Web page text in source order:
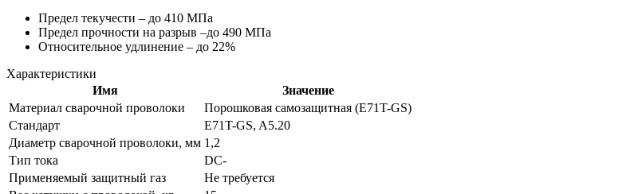
Предел текучести – до 410 МПа
Предел прочности на разрыв –до 490 МПа
Относительное удлинение – до 22%
Характеристики
Имя
Значение
Материал сварочной проволоки
Порошковая самозащитная (E71T-GS)
Стандарт
E71T-GS, A5.20
Диаметр сварочной проволоки, мм 1,2
Тип тока
DC-
Применяемый защитный газ
Не требуется